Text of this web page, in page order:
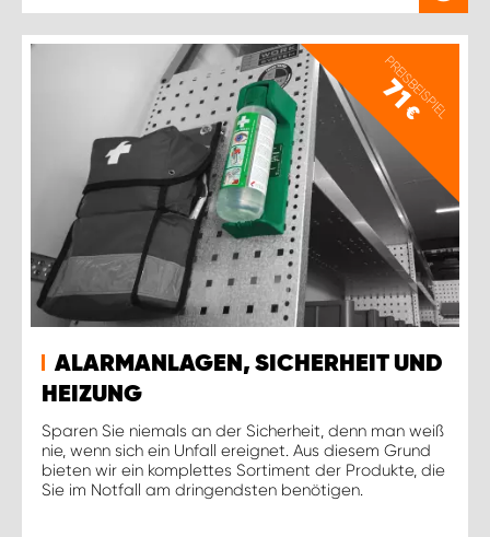
PREISBEISPIEL
71
€
ALARMANLAGEN, SICHERHEIT UND
HEIZUNG
Sparen Sie niemals an der Sicherheit, denn man weiß
nie, wenn sich ein Unfall ereignet. Aus diesem Grund
bieten wir ein komplettes Sortiment der Produkte, die
Sie im Notfall am dringendsten benötigen.